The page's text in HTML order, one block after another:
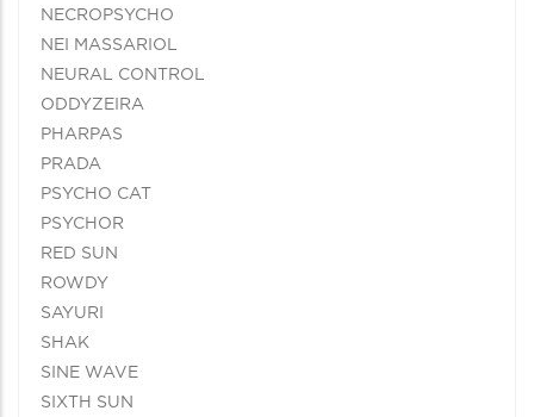
NECROPSYCHO
NEI MASSARIOL
NEURAL CONTROL
ODDYZEIRA
PHARPAS
PRADA
PSYCHO CAT
PSYCHOR
RED SUN
ROWDY
SAYURI
SHAK
SINE WAVE
SIXTH SUN